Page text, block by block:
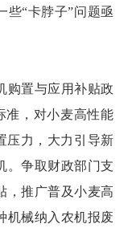
些“卡脖子”问题亟
购置与应用补贴政
准，对小麦高性能
压力，大力引导新
。争取财政部门支
，推广普及小麦高
机械纳入农机报废